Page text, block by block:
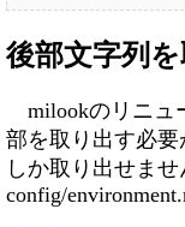
後部文字列
milookのリニュ
部を取り出す必要
しか取り出せま
config/